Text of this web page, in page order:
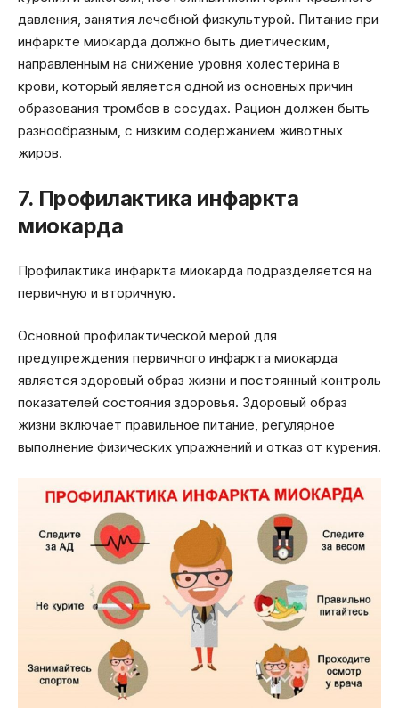
давления, занятия лечебной физкультурой. Питание при
инфаркте миокарда должно быть диетическим,
направленным на снижение уровня холестерина в
крови, который является одной из основных причин
образования тромбов в сосудах. Рацион должен быть
разнообразным, с низким содержанием животных
жиров.
7. Профилактика инфаркта
миокарда
Профилактика инфаркта миокарда подразделяется на
первичную и вторичную.
Основной профилактической мерой для
предупреждения первичного инфаркта миокарда
является здоровый образ жизни и постоянный контроль
показателей состояния здоровья. Здоровый образ
жизни включает правильное питание, регулярное
выполнение физических упражнений и отказ от курения.